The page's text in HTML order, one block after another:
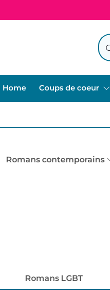
Home Coups de coeur
Romans contemporains
Romans LGBT